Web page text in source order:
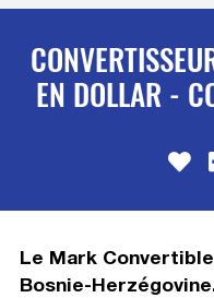
EN DOLLAR -
Le Mark
Bosnie-